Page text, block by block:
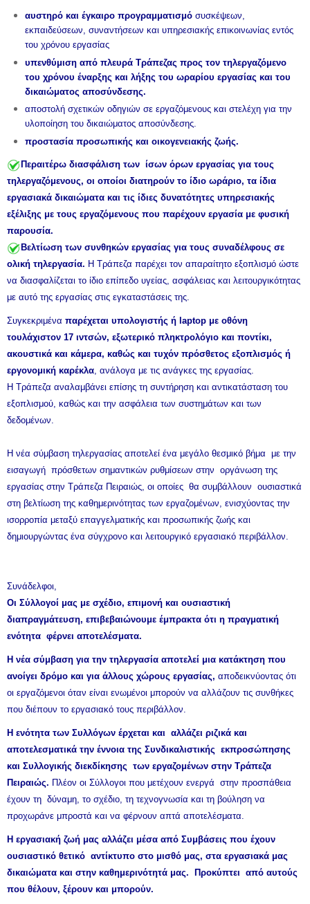
αυστηρό και έγκαιρο προγραμματισμό συσκέψεων,
εκπαιδεύσεων, συναντήσεων και υπηρεσιακής επικοινωνίας εντός
του χρόνου εργασίας
υπενθύμιση από πλευρά Τράπεζας προς τον τηλεργαζόμενο
του χρόνου έναρξης και λήξης του ωραρίου εργασίας και του
δικαιώματος αποσύνδεσης.
αποστολή σχετικών οδηγιών σε εργαζόμενους και στελέχη για την
υλοποίηση του δικαιώματος αποσύνδεσης.
προστασία προσωπικής και οικογενειακής ζωής.
Περαιτέρω διασφάλιση των ίσων όρων εργασίας για τους
τηλεργαζόμενους, οι οποίοι διατηρούν το ίδιο ωράριο, τα ίδια
εργασιακά δικαιώματα και τις ίδιες δυνατότητες υπηρεσιακής
εξέλιξης με τους εργαζόμενους που παρέχουν εργασία με φυσική
παρουσία.
Βελτίωση των συνθηκών εργασίας για τους συναδέλφους σε
ολική τηλεργασία. Η Τράπεζα παρέχει τον απαραίτητο εξοπλισμό ώστε
να διασφαλίζεται το ίδιο επίπεδο υγείας, ασφάλειας και λειτουργικότητας
με αυτό της εργασίας στις εγκαταστάσεις της.
Συγκεκριμένα παρέχεται υπολογιστής ή laptop με οθόνη
τουλάχιστον 17 ιντσών, εξωτερικό πληκτρολόγιο και ποντίκι,
ακουστικά και κάμερα, καθώς και τυχόν πρόσθετος εξοπλισμός ή
εργονομική καρέκλα, ανάλογα με τις ανάγκες της εργασίας.
Η Τράπεζα αναλαμβάνει επίσης τη συντήρηση και αντικατάσταση του
εξοπλισμού, καθώς και την ασφάλεια των συστημάτων και των
δεδομένων.
Η νέα σύμβαση τηλεργασίας αποτελεί ένα μεγάλο θεσμικό βήμα με την
εισαγωγή πρόσθετων σημαντικών ρυθμίσεων στην οργάνωση της
εργασίας στην Τράπεζα Πειραιώς, οι οποίες θα συμβάλλουν ουσιαστικά
στη βελτίωση της καθημερινότητας των εργαζομένων, ενισχύοντας την
ισορροπία μεταξύ επαγγελματικής και προσωπικής ζωής και
δημιουργώντας ένα σύγχρονο και λειτουργικό εργασιακό περιβάλλον.
Συνάδελφοι,
Οι Σύλλογοί μας με σχέδιο, επιμονή και ουσιαστική
διαπραγμάτευση, επιβεβαιώνουμε έμπρακτα ότι η πραγματική
ενότητα φέρνει αποτελέσματα.
Η νέα σύμβαση για την τηλεργασία αποτελεί μια κατάκτηση που
ανοίγει δρόμο και για άλλους χώρους εργασίας, αποδεικνύοντας ότι
οι εργαζόμενοι όταν είναι ενωμένοι μπορούν να αλλάζουν τις συνθήκες
που διέπουν το εργασιακό τους περιβάλλον.
Η ενότητα των Συλλόγων έρχεται και αλλάζει ριζικά και
αποτελεσματικά την έννοια της Συνδικαλιστικής εκπροσώπησης
και Συλλογικής διεκδίκησης των εργαζομένων στην Τράπεζα
Πειραιώς. Πλέον οι Σύλλογοι που μετέχουν ενεργά στην προσπάθεια
έχουν τη δύναμη, το σχέδιο, τη τεχνογνωσία και τη βούληση να
προχωράνε μπροστά και να φέρνουν απτά αποτελέσματα.
Η εργασιακή ζωή μας αλλάζει μέσα από Συμβάσεις που έχουν
ουσιαστικό θετικό αντίκτυπο στο μισθό μας, στα εργασιακά μας
δικαιώματα και στην καθημερινότητά μας. Προκύπτει από αυτούς
που θέλουν, ξέρουν και μπορούν.